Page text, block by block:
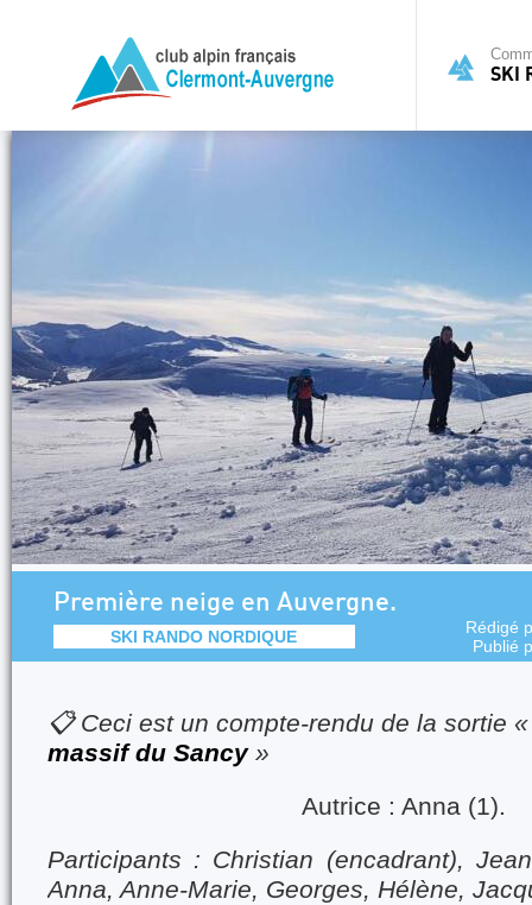
SKI
Première neige en Auvergne.
SKI RANDO NORDIQUE
Rédigé
Publié
📋 Ceci est un compte-rendu de la sortie
massif du Sancy »
Autrice : Anna (1).
Participants : Christian (encadrant),
Anna, Anne-Marie, Georges, Hélène,